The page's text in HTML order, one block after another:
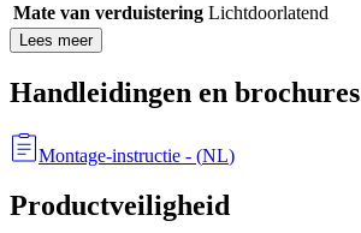
Mate van verduistering Lichtdoorlatend
Lees meer
Handleidingen en brochures
Montage-instructie - (NL)
Productveiligheid